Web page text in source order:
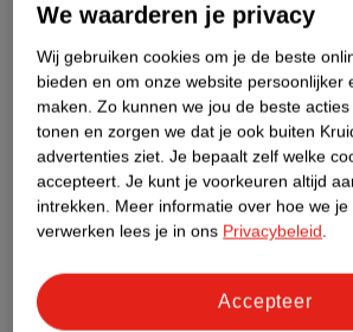
Nature Impact Score
Dit product heeft
Impact Score.
Meer informatie
We waarderen je privacy
Wij gebruiken cookies om je de beste
bieden en om onze website persoonlijker
maken. Zo kunnen we jou de beste
tonen en zorgen we dat je ook buiten
advertenties ziet. Je bepaalt zelf welke
accepteert. Je kunt je voorkeuren altijd
intrekken. Meer informatie over hoe we je
verwerken lees je in ons Privacybeleid.
Accepteer